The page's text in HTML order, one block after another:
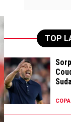
TOP